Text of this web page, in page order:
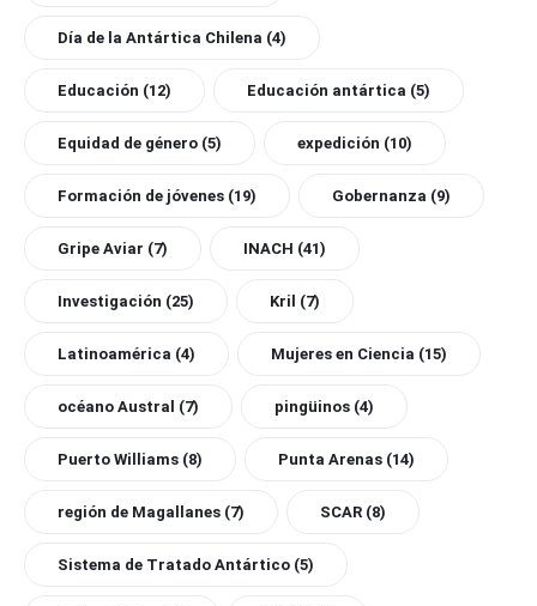
Día de la Antártica Chilena (4)
Educación (12) Educación antártica (5)
Equidad de género (5) expedición (10)
Formación de jóvenes (19) Gobernanza (9)
Gripe Aviar (7) INACH (41)
Investigación (25) Kril (7)
Latinoamérica (4) Mujeres en Ciencia (15)
océano Austral (7) pingüinos (4)
Puerto Williams (8) Punta Arenas (14)
región de Magallanes (7) SCAR (8)
Sistema de Tratado Antártico (5)